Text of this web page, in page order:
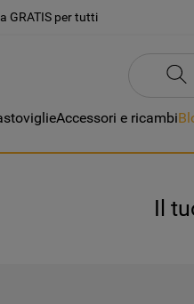
GRATIS per tutti
Accessori e ricambi
Il